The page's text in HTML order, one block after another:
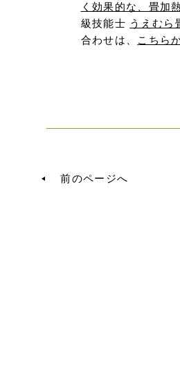
く効果的な、畳加
級技能士 うえむら
合わせは、
こちら
前のページへ